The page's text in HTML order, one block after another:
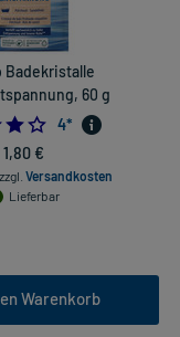
Badekristalle
60 g
4.0
4*
1,80 €
zzgl. Versandkosten
Lieferbar
Warenkorb